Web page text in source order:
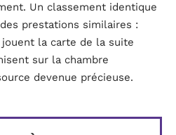
Un classement identique
prestations similaires :
la carte de la suite
sur la chambre
devenue précieuse.